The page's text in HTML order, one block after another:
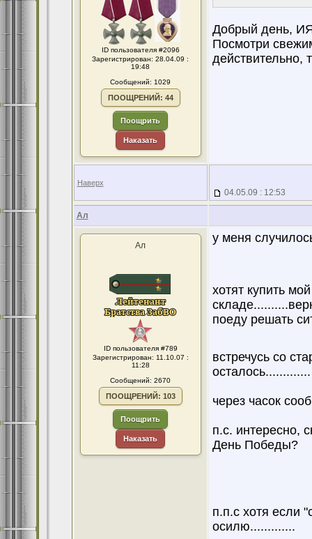
ID пользователя #2096
Зарегистрирован: 28.04.09 :
19:48
Сообщений: 1029
ПООЩРЕНИЙ: 44
Поощрить
Наказать
Добрый день,
Посмотри
действительно,
Наверх
04.05.09 : 12:53
Ал
Ал
ID пользователя #789
Зарегистрирован: 11.10.07 :
11:28
Сообщений: 2670
ПООЩРЕНИЙ: 103
Поощрить
Наказать
у меня
хотят купить
поеду решать
встречусь со
осталось.............
через часок
п.с. интересно,
День Победы?
п.п.с хотя если
осилю.............